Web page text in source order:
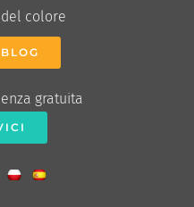
colore
gratuita